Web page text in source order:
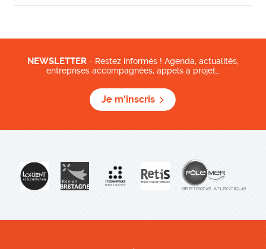
NEWSLETTER - Restez informés ! Agenda, actualités,
entreprises accompagnées, appels à projet…
Je m'inscris